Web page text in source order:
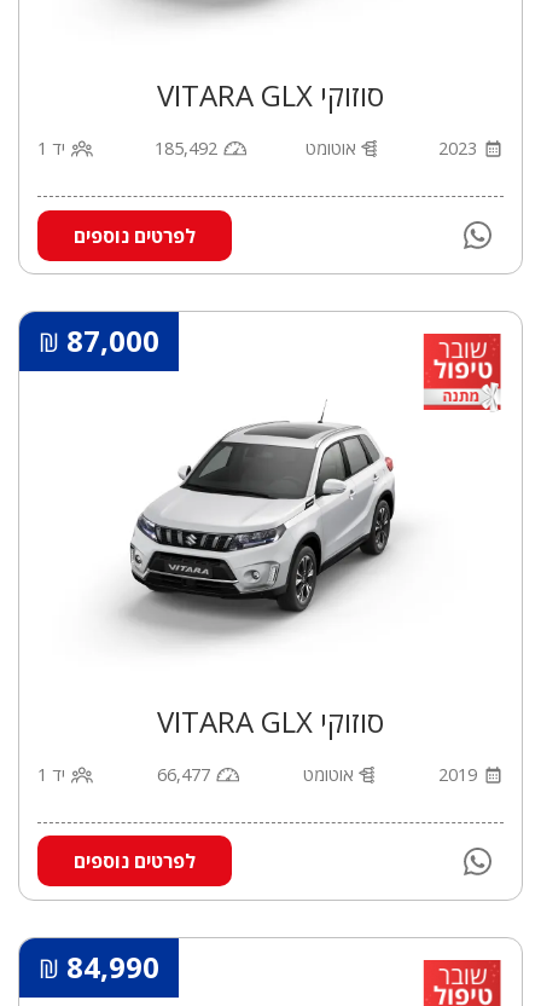
סוזוקי VITARA GLX
2023 אוטומט 185,492 יד 1
לפרטים נוספים
87,000
₪
סוזוקי VITARA GLX
2019 אוטומט 66,477 יד 1
לפרטים נוספים
84,990
₪